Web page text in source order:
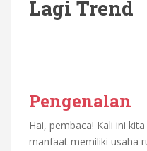
Lagi Trend
Pengenalan
Hai, pembaca! Kali ini
manfaat memiliki usaha